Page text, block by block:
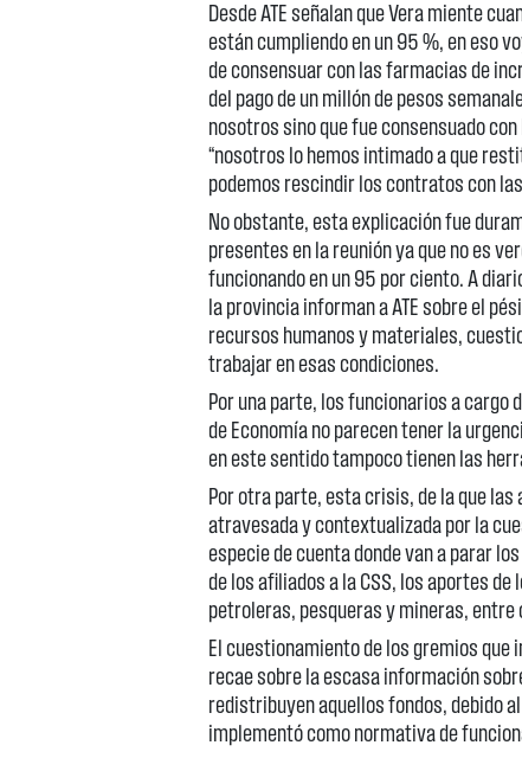
Desde ATE señalan que Vera miente
están cumpliendo en un 95 %, en eso
de consensuar con las farmacias de
del pago de un millón de pesos
nosotros sino que fue consensuado
“nosotros lo hemos intimado a que
podemos rescindir los contratos con
No obstante, esta explicación fue
presentes en la reunión ya que no es
funcionando en un 95 por ciento. A
la provincia informan a ATE sobre el
recursos humanos y materiales,
trabajar en esas condiciones.
Por una parte, los funcionarios a cargo
de Economía no parecen tener la
en este sentido tampoco tienen las
Por otra parte, esta crisis, de la que
atravesada y contextualizada por la
especie de cuenta donde van a parar
de los afiliados a la CSS, los aportes de
petroleras, pesqueras y mineras, entre
El cuestionamiento de los gremios que
recae sobre la escasa información
redistribuyen aquellos fondos, debido
implementó como normativa de